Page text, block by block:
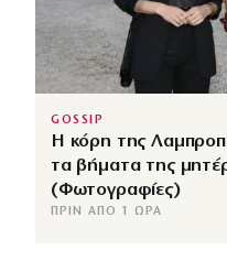
GOSSIP
Η κόρη της
τα βήματα της
(Φωτογραφίες)
ΠΡΙΝ ΑΠΌ 1 ΏΡΑ